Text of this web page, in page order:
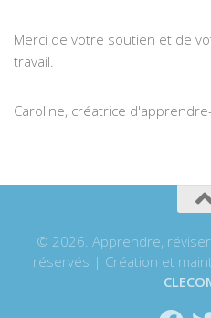
Merci de votre soutien et de
travail.
Caroline, créatrice
© 2026. Apprendre,
réservés | Création et